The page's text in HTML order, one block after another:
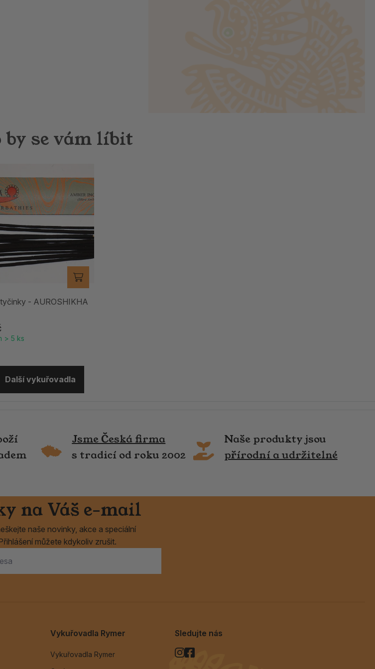
by se vám líbit
- AUROSHIKHA
> 5 ks
Další vykuřovadla
Jsme Česká firma
s tradicí od roku 2002
Naše produkty jsou
přírodní a udržitelné
na Váš e-mail
naše novinky, akce a speciální
můžete kdykoliv zrušit.
Vykuřovadla Rymer
Vykuřovadla Rymer
Sledujte nás